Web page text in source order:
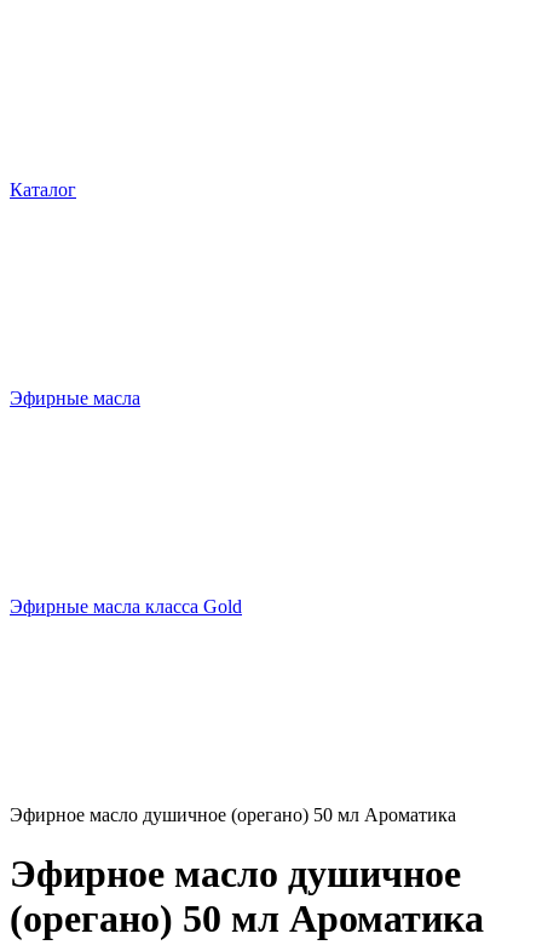
Каталог
Эфирные масла
Эфирные масла класса Gold
Эфирное масло душичное (орегано) 50 мл Ароматика
Эфирное масло душичное
(орегано) 50 мл Ароматика